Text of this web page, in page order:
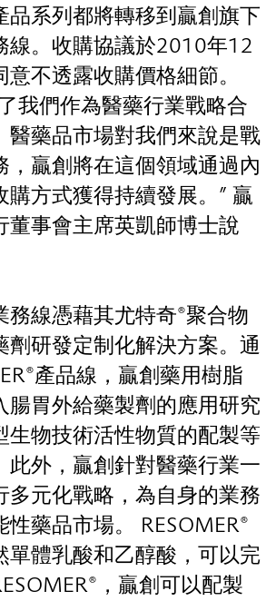
品系列都將轉移到贏創旗下
線。收購協議於2010年12
不透露收購價格細節。
我們作為醫藥行業戰略合
醫藥品市場對我們來說是戰
，贏創將在這個領域通過內
購方式獲得持續發展。” 贏
董事會主席英凱師博士說
務線憑藉其尤特奇®聚合物
劑研發定制化解決方案。通
產品線，贏創藥用樹脂
腸胃外給藥製劑的應用研究
生物技術活性物質的配製等
此外，贏創針對醫藥行業一
多元化戰略，為自身的業務
藥品市場。 RESOMER®
單體乳酸和乙醇酸，可以完
，贏創可以配製